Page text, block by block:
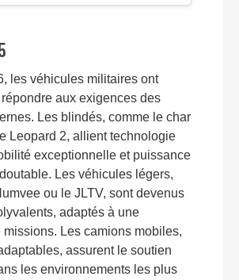
les véhicules militaires ont
aux exigences des
Les blindés, comme le char
Leopard 2, allient technologie
exceptionnelle et puissance
Les véhicules légers,
ou le JLTV, sont devenus
adaptés à une
missions. Les camions mobiles,
assurent le soutien
les environnements les plus